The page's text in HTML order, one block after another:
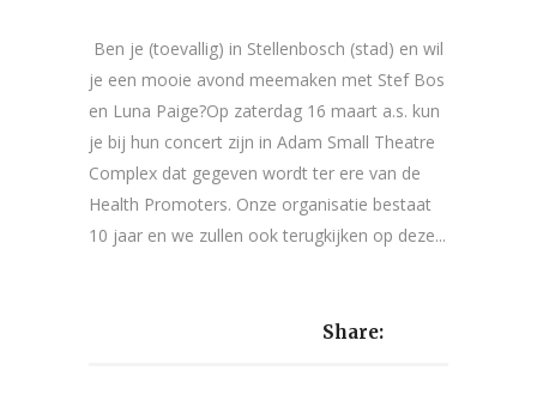
Ben je (toevallig) in Stellenbosch (stad) en wil
je een mooie avond meemaken met Stef Bos
en Luna Paige?Op zaterdag 16 maart a.s. kun
je bij hun concert zijn in Adam Small Theatre
Complex dat gegeven wordt ter ere van de
Health Promoters. Onze organisatie bestaat
10 jaar en we zullen ook terugkijken op deze...
Share: